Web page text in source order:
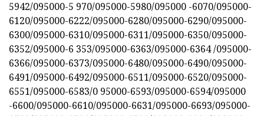
5942/095000-5 970/095000-5980/095000 -6070/095000-
6120/095000-6222/095000-6280/095000-6290/095000-
6300/095000-6310/095000-6311/095000-6350/095000-
6352/095000-6 353/095000-6363/095000-6364 /095000-
6366/095000-6373/095000-6480/095000-6490/095000-
6491/095000-6492/095000-6511/095000-6520/095000-
6551/095000-6583/0 95000-6593/095000-6594/095000
-6600/095000-6610/095000-6631/095000-6693/095000-